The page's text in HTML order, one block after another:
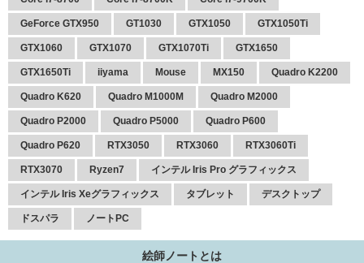
GeForce GTX950 GT1030 GTX1050 GTX1050Ti
GTX1060 GTX1070 GTX1070Ti GTX1650
GTX1650Ti iiyama Mouse MX150 Quadro K2200
Quadro K620 Quadro M1000M Quadro M2000
Quadro P2000 Quadro P5000 Quadro P600
Quadro P620 RTX3050 RTX3060 RTX3060Ti
RTX3070 Ryzen7 インテル Iris Pro グラフィックス
インテル Iris Xeグラフィックス タブレット デスクトップ
ドスパラ ノートPC
絵師ノートとは